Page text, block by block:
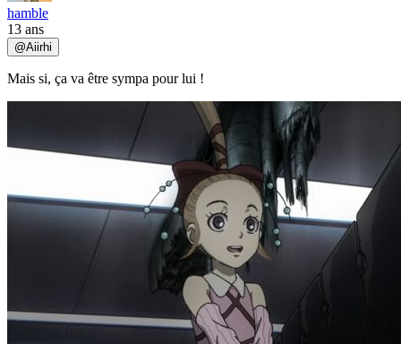
hamble
13 ans
@Aiirhi
Mais si, ça va être sympa pour lui !